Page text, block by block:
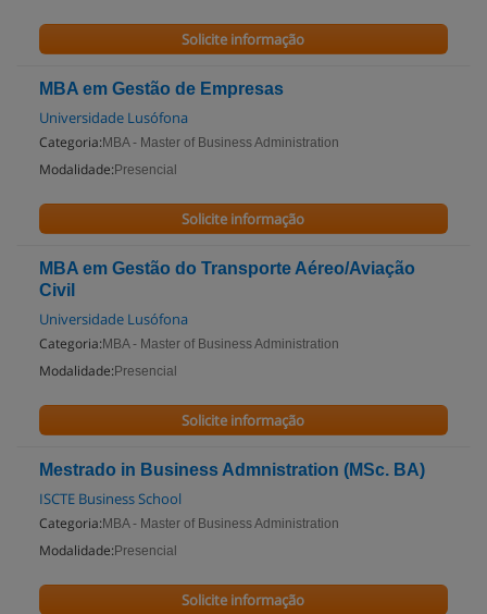
Solicite informação
MBA em Gestão de Empresas
Universidade Lusófona
Categoria: MBA - Master of Business Administration
Modalidade: Presencial
Solicite informação
MBA em Gestão do Transporte Aéreo/Aviação
Civil
Universidade Lusófona
Categoria: MBA - Master of Business Administration
Modalidade: Presencial
Solicite informação
Mestrado in Business Admnistration (MSc. BA)
ISCTE Business School
Categoria: MBA - Master of Business Administration
Modalidade: Presencial
Solicite informação